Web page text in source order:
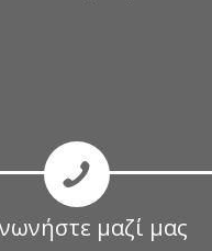
μαζί μας